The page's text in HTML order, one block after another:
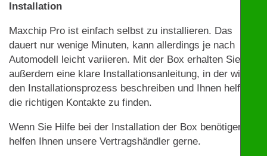
Installation
Maxchip Pro ist einfach selbst zu installieren. Das
dauert nur wenige Minuten, kann allerdings je nach
Automodell leicht variieren. Mit der Box erhalten Sie
außerdem eine klare Installationsanleitung, in der wir
den Installationsprozess beschreiben und Ihnen helfen,
die richtigen Kontakte zu finden.
Wenn Sie Hilfe bei der Installation der Box benötigen,
helfen Ihnen unsere Vertragshändler gerne.